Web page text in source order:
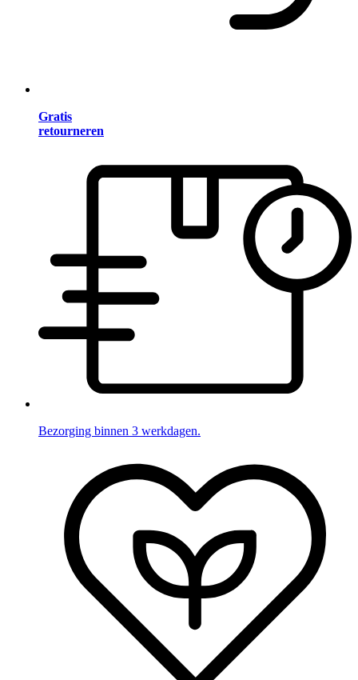
Gratis
retourneren
Bezorging binnen 3 werkdagen.